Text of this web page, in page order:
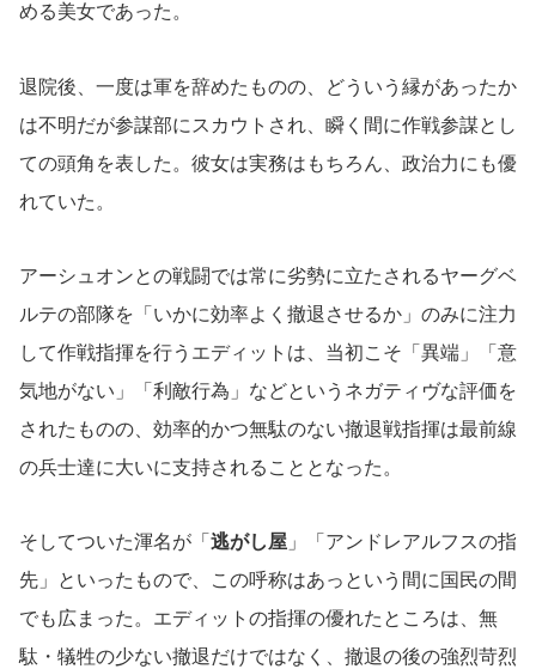
める美女であった。
退院後、一度は軍を辞めたものの、どういう縁があったか
は不明だが参謀部にスカウトされ、瞬く間に作戦参謀とし
ての頭角を表した。彼女は実務はもちろん、政治力にも優
れていた。
アーシュオンとの戦闘では常に劣勢に立たされるヤーグベ
ルテの部隊を「いかに効率よく撤退させるか」のみに注力
して作戦指揮を行うエディットは、当初こそ「異端」「意
気地がない」「利敵行為」などというネガティヴな評価を
されたものの、効率的かつ無駄のない撤退戦指揮は最前線
の兵士達に大いに支持されることとなった。
そしてついた渾名が「 逃がし屋 」「アンドレアルフスの指
先」といったもので、この呼称はあっという間に国民の間
でも広まった。エディットの指揮の優れたところは、無
駄・犠牲の少ない撤退だけではなく、撤退の後の強烈苛烈